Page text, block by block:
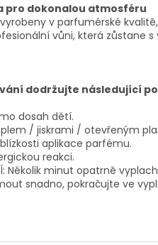
pro dokonalou atmosféru
v parfumérské
vůni, která zůstane
dodržujte následující
dosah dětí.
/ jiskrami / otevřeným
aplikace parfému.
reakci.
Několik minut opatrně
snadno, pokračujte ve